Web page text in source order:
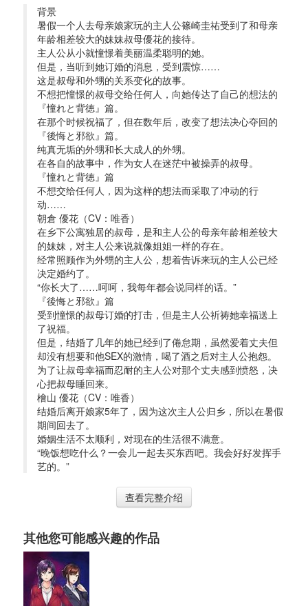
背景
暑假一个人去母亲娘家玩的主人公篠崎圭祐受到了和母亲
年龄相差较大的妹妹叔母優花的接待。
主人公从小就憧憬着美丽温柔聪明的她。
但是，当听到她订婚的消息，受到震惊……
这是叔母和外甥的关系变化的故事。
不想把憧憬的叔母交给任何人，向她传达了自己的想法的
『憧れと背徳』篇。
在那个时候祝福了，但在数年后，改变了想法决心夺回的
『後悔と邪欲』篇。
纯真无垢的外甥和长大成人的外甥。
在各自的故事中，作为女人在迷茫中被操弄的叔母。
『憧れと背徳』篇
不想交给任何人，因为这样的想法而采取了冲动的行
动……
朝倉 優花（CV：唯香）
在乡下公寓独居的叔母，是和主人公的母亲年龄相差较大
的妹妹，对主人公来说就像姐姐一样的存在。
经常照顾作为外甥的主人公，想着告诉来玩的主人公已经
决定婚约了。
“你长大了……呵呵，我每年都会说同样的话。”
『後悔と邪欲』篇
受到憧憬的叔母订婚的打击，但是主人公祈祷她幸福送上
了祝福。
但是，结婚了几年的她已经到了倦怠期，虽然爱着丈夫但
却没有想要和他SEX的激情，喝了酒之后对主人公抱怨。
为了让叔母幸福而忍耐的主人公对那个丈夫感到愤怒，决
心把叔母睡回来。
檜山 優花（CV：唯香）
结婚后离开娘家5年了，因为这次主人公归乡，所以在暑假
期间回去了。
婚姻生活不太顺利，对现在的生活很不满意。
“晚饭想吃什么？一会儿一起去买东西吧。我会好好发挥手
艺的。”
查看完整介绍
其他您可能感兴趣的作品